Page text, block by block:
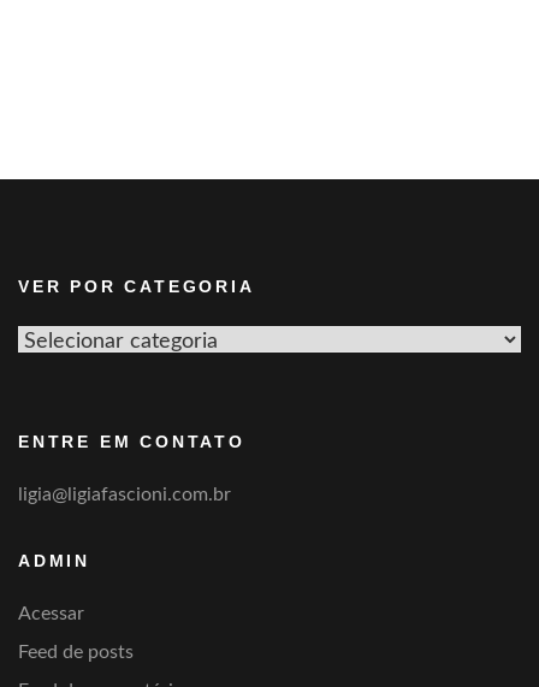
VER POR CATEGORIA
Ver
ENTRE EM CONTATO
ligia@ligiafascioni.com.br
ADMIN
Acessar
Feed de posts